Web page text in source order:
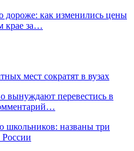
дороже: как изменились цены
крае за…
мест сократят в вузах
вынуждают перевестись в
школьников: названы три
России